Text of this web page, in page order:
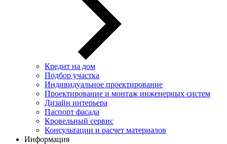
Кредит на дом
Подбор участка
Индивидуальное проектирование
Проектирование и монтаж инженерных систем
Дизайн интерьера
Паспорт фасада
Кровельный сервис
Консультации и расчет материалов
Информация